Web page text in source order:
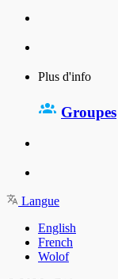
Plus d'info
Groupes
Langue
English
French
Wolof